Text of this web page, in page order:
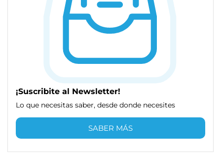
¡Suscribite al Newsletter!
Lo que necesitas saber, desde donde necesites
SABER MÁS